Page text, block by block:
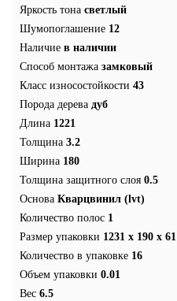
Яркость тона светлый
Шумопоглашение 12
Наличие в наличии
Способ монтажа замковый
Класс износостойкости 43
Порода дерева дуб
Длина 1221
Толщина 3.2
Ширина 180
Толщина защитного слоя 0.5
Основа Кварцвинил (lvt)
Количество полос 1
Размер упаковки 1231 х 190 х 61
Количество в упаковке 16
Объем упаковки 0.01
Вес 6.5